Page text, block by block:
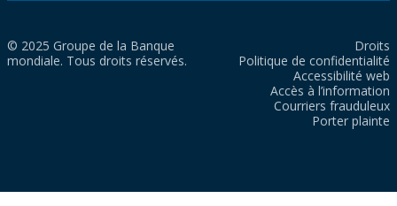
© 2025 Groupe de la Banque
mondiale. Tous droits réservés.
Droits
Politique de confidentialité
Accessibilité web
Accès à l’information
Courriers frauduleux
Porter plainte